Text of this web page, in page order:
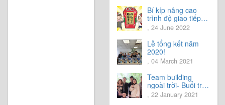
Bí kíp nâng cao
trình độ giao tiếp
tiếng Nhật.
, 24 June 2022
Lễ tổng kết năm
2020!
, 04 March 2021
Team building
ngoài trời- Buổi trải
nghiệm tuyệt vời.
, 22 January 2021